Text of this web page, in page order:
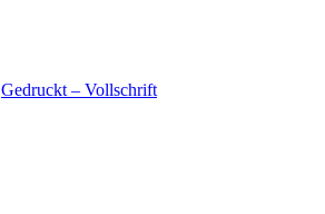
Gedruckt – Vollschrift